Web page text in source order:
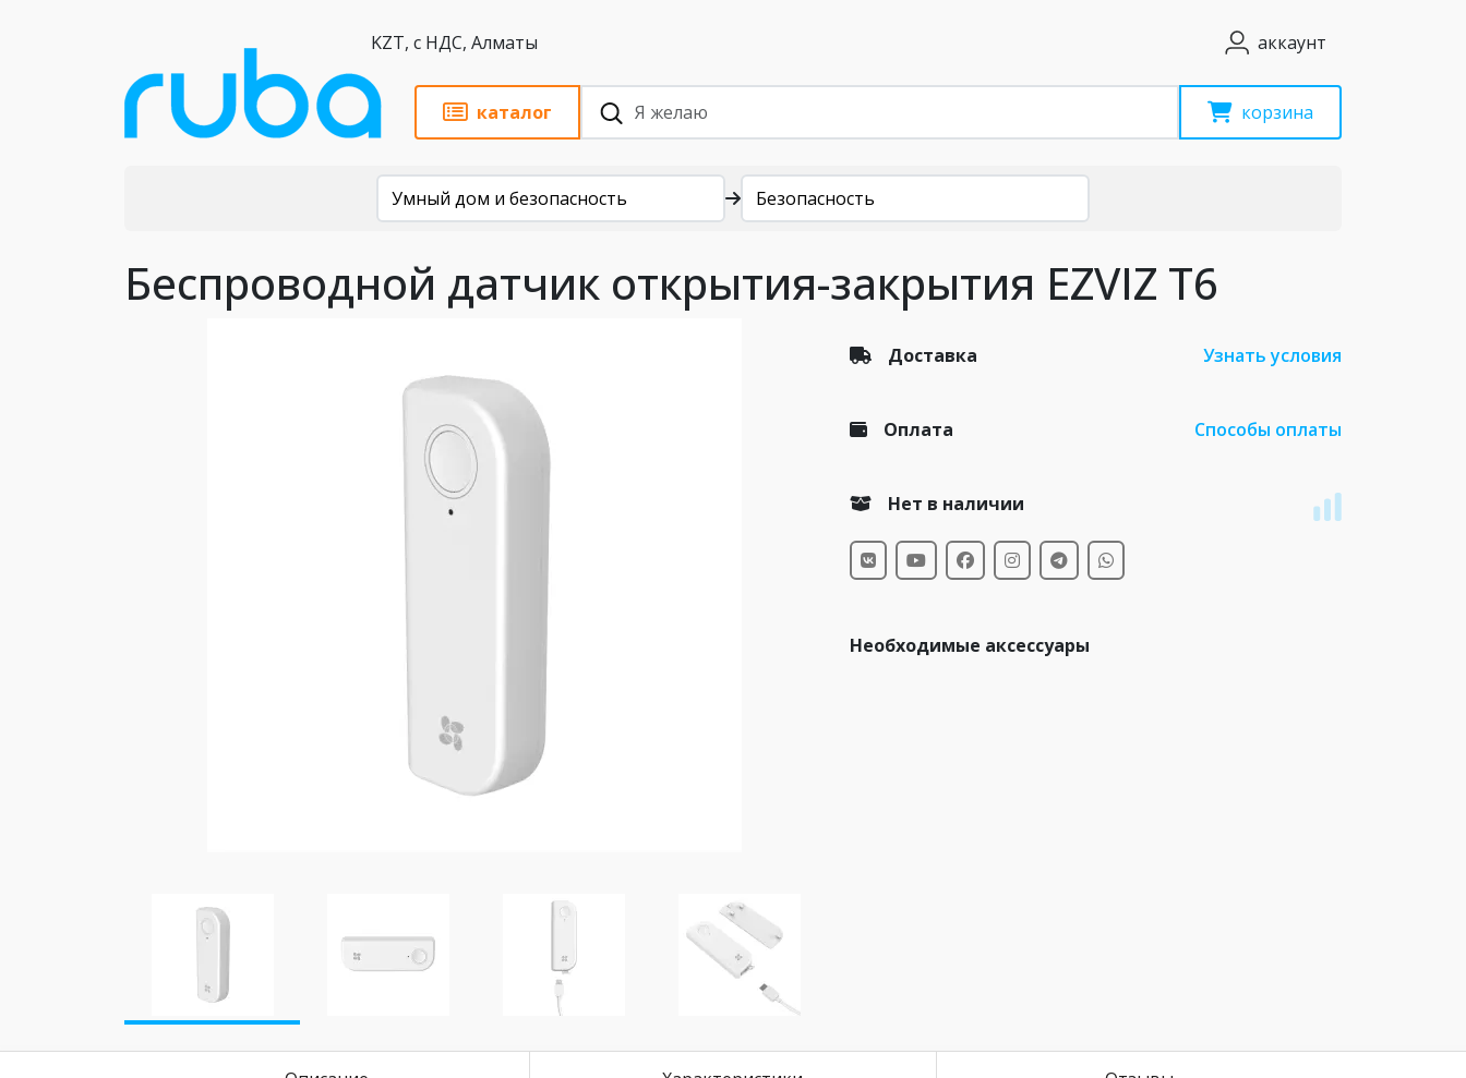
KZT, с НДС, Алматы аккаунт
каталог корзина
Умный дом и безопасность Безопасность
Беспроводной датчик открытия-закрытия EZVIZ T6
Доставка Узнать условия
Оплата Способы оплаты
Нет в наличии
Необходимые аксессуары